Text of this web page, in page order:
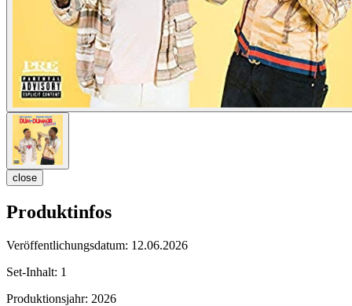
close
Produktinfos
Veröffentlichungsdatum: 12.06.2026
Set-Inhalt: 1
Produktionsjahr: 2026